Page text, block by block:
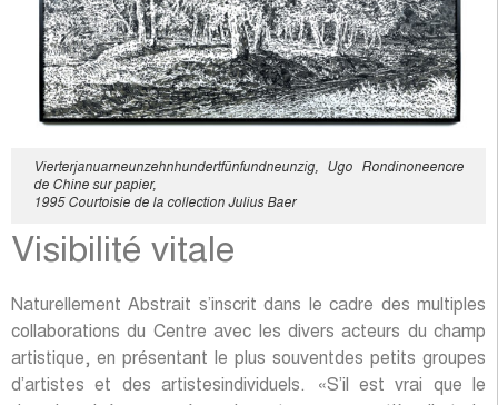
Vierterjanuarneunzehnhundertfünfundneunzig, Ugo Rondinoneencre
de Chine sur papier,
1995 Courtoisie de la collection Julius Baer
Visibilité vitale
Naturellement Abstrait s’inscrit dans le cadre des multiples
collaborations du Centre avec les divers acteurs du champ
artistique, en présentant le plus souventdes petits groupes
d’artistes et des artistesindividuels. «S’il est vrai que le